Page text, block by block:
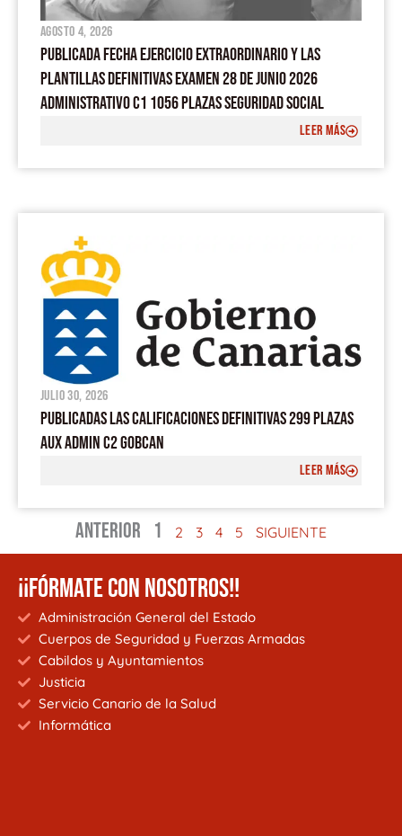
agosto 4, 2026
PUBLICADA FECHA EJERCICIO EXTRAORDINARIO Y LAS
PLANTILLAS DEFINITIVAS EXAMEN 28 DE JUNIO 2026
ADMINISTRATIVO C1 1056 PLAZAS SEGURIDAD SOCIAL
LEER MÁS
julio 30, 2026
PUBLICADAS LAS CALIFICACIONES DEFINITIVAS 299 PLAZAS
AUX ADMIN C2 GOBCAN
LEER MÁS
ANTERIOR 1 2 3 4 5 SIGUIENTE
¡¡FÓRMATE CON NOSOTROS!!
Administración General del Estado
Cuerpos de Seguridad y Fuerzas Armadas
Cabildos y Ayuntamientos
Justicia
Servicio Canario de la Salud
Informática